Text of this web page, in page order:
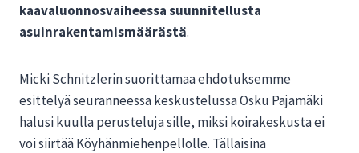
kaavaluonnosvaiheessa suunnitellusta
asuinrakentamismäärästä.
Micki Schnitzlerin suorittamaa ehdotuksemme
esittelyä seuranneessa keskustelussa Osku Pajamäki
halusi kuulla perusteluja sille, miksi koirakeskusta ei
voi siirtää Köyhänmiehenpellolle. Tällaisina